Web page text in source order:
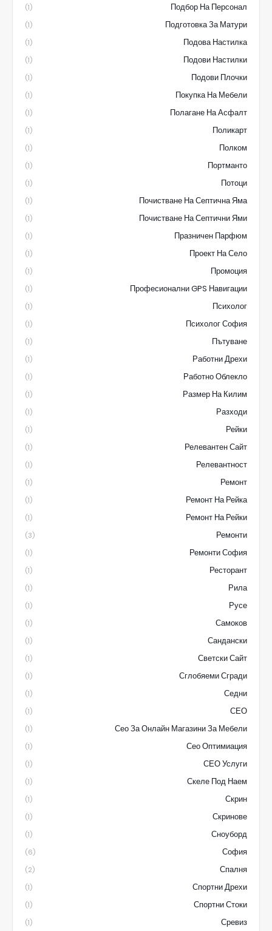
Подбор На Персонал
(1)
Подготовка За Матури
(1)
Подова Настилка
(1)
Подови Настилки
(1)
Подови Плочки
(1)
Покупка На Мебели
(1)
Полагане На Асфалт
(1)
Поликарт
(1)
Полком
(1)
Портманто
(1)
Потоци
(1)
Почистване На Септична Яма
(1)
Почистване На Септични Ями
(1)
Празничен Парфюм
(1)
Проект На Село
(1)
Промоция
(1)
Професионални GPS Навигации
(1)
Психолог
(1)
Психолог София
(1)
Пътуване
(1)
Работни Дрехи
(1)
Работно Облекло
(1)
Размер На Килим
(1)
Разходи
(1)
Рейки
(1)
Релевантен Сайт
(1)
Релевантност
(1)
Ремонт
(1)
Ремонт На Рейка
(1)
Ремонт На Рейки
(1)
Ремонти
(3)
Ремонти София
(1)
Ресторант
(1)
Рила
(1)
Русе
(1)
Самоков
(1)
Сандански
(1)
Светски Сайт
(1)
Сглобяеми Сгради
(1)
Седни
(1)
СЕО
(1)
Сео За Онлайн Магазини За Мебели
(1)
Сео Оптимиация
(1)
СЕО Услуги
(1)
Скеле Под Наем
(1)
Скрин
(1)
Скринове
(1)
Сноуборд
(1)
София
(6)
Спалня
(2)
Спортни Дрехи
(1)
Спортни Стоки
(1)
Сревиз
(1)